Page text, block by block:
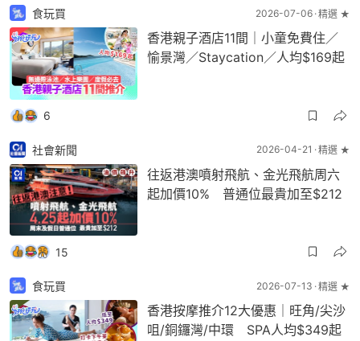
食玩買 2026-07-06 精選 ★
香港親子酒店11間｜小童免費住／
愉景灣／Staycation／人均$169起
6
社會新聞 2026-04-21 精選 ★
往返港澳噴射飛航、金光飛航周六
起加價10% 普通位最貴加至$212
15
食玩買 2026-07-13 精選 ★
香港按摩推介12大優惠｜旺角/尖沙
咀/銅鑼灣/中環 SPA人均$349起